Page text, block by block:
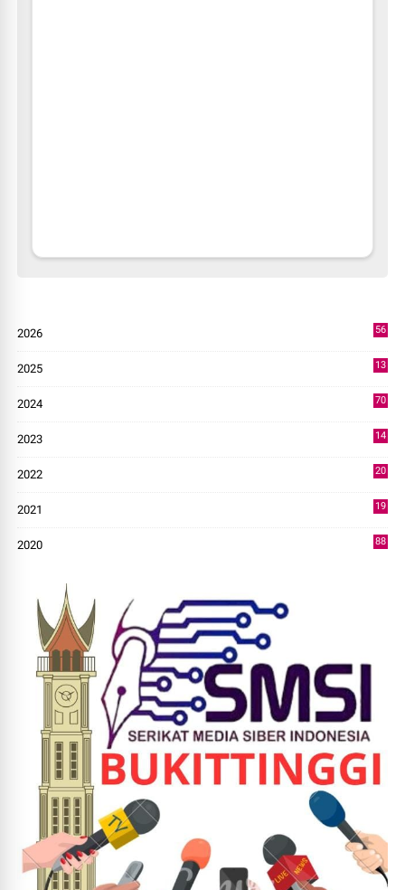
2026
56
2025
13
2024
70
2023
14
2022
20
2021
19
2020
88